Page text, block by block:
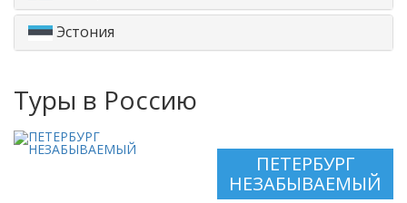
Эстония
Туры в Россию
ПЕТЕРБУРГ
НЕЗАБЫВАЕМЫЙ